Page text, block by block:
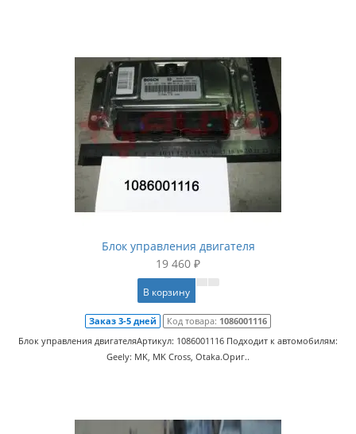
Блок управления двигателя
19 460 ₽
В корзину
Заказ 3-5 дней Код товара: 1086001116
Блок управления двигателяАртикул: 1086001116 Подходит к автомобилям:
Geely: MK, MK Cross, Otaka.Ориг..